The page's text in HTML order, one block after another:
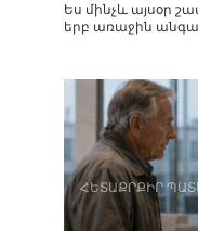
Ես մինչև այսօր
երբ առաջին
ՀԵՏԱՔՐՔԻՐ